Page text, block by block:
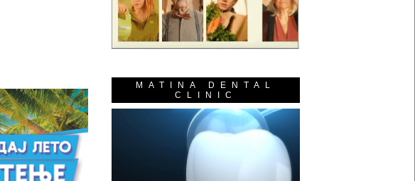
MATINA DENTAL
CLINIC